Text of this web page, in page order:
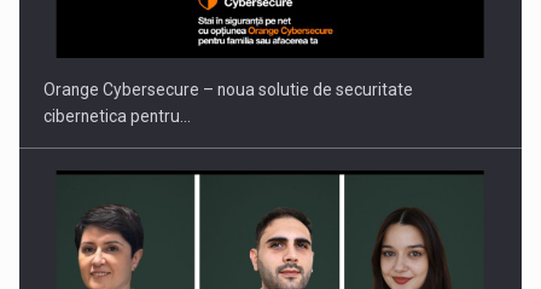
PUTTING ROMANIAN CORPORATE COMPANIES ON THE
INTERNATIONAL BUSINESS SCENE
Orange Cybersecure – noua solutie de securitate
cibernetica pentru…